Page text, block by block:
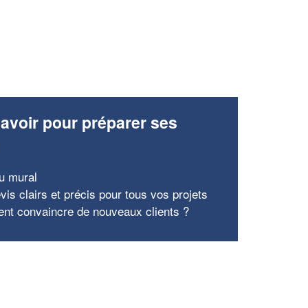
pour préparer ses
mural
clairs et précis pour tous vos projets
convaincre de nouveaux clients ?